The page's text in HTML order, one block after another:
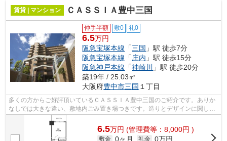
賃貸 | マンション ＣＡＳＳＩＡ豊中三国
仲手半額 敷0 礼0
6.5万円
阪急宝塚本線 「三国 」駅 徒歩7分
阪急宝塚本線 「庄内 」駅 徒歩15分
阪急神戸本線 「神崎川
」駅 徒歩20分
築19年 / 25.03㎡
大阪府豊中市三国 １丁目
多くの方からご好評頂いているＣＡＳＳＩＡ豊中三国のご紹介です。ありか
なしでは大きな違い、敷地内ごみ置き場つきです。造りとデザインに関し
て、自信をもって情報を提供できるマン...
6.5万円 (管理費等：8,000円 )
敷金 0ヶ月 礼金 0万円